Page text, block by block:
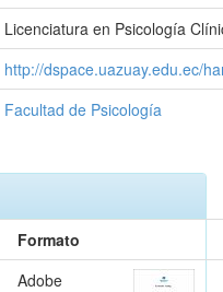
Licenciatura en Psicología
http://dspace.uazuay.edu.ec/
Facultad de Psicología
Formato
Adobe